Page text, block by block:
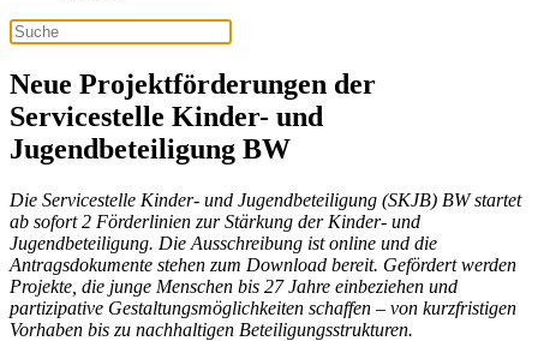
Neue Projektförderungen der
Servicestelle Kinder- und
Jugendbeteiligung BW
Die Servicestelle Kinder- und Jugendbeteiligung (SKJB) BW startet
ab sofort 2 Förderlinien zur Stärkung der Kinder- und
Jugendbeteiligung. Die Ausschreibung ist online und die
Antragsdokumente stehen zum Download bereit. Gefördert werden
Projekte, die junge Menschen bis 27 Jahre einbeziehen und
partizipative Gestaltungsmöglichkeiten schaffen – von kurzfristigen
Vorhaben bis zu nachhaltigen Beteiligungsstrukturen.